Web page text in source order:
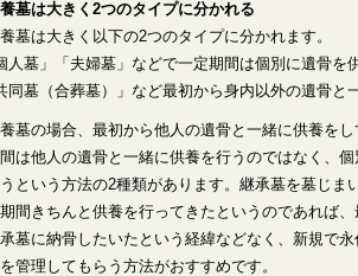
墓は大きく2つのタイプに分かれる
墓は大きく以下の2つのタイプに分かれます。
人墓」「夫婦墓」などで一定期間は個別に遺骨
同墓（合葬墓）」など最初から身内以外の遺骨と
墓の場合、最初から他人の遺骨と一緒に供養を
は他人の遺骨と一緒に供養を行うのではなく、
という方法の2種類があります。継承墓を墓じ
間きちんと供養を行ってきたというのであれば
墓に納骨したいたという経緯などなく、新規で
管理してもらう方法がおすすめです。